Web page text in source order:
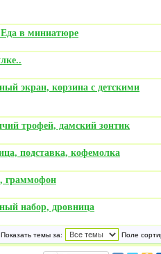
Еда в миниатюре
экран, корзина с детскими
трофей, дамский зонтик
подставка, кофемолка
набор, дровница
Показать темы за: Поле